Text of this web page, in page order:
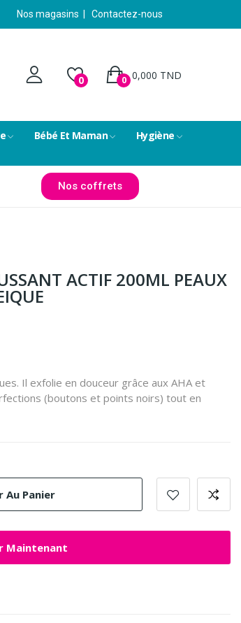
Nos magasins Contactez-nous
0 0,000 TND
0
Bébé Et Maman
Hygiène
Nos coffrets
ACTIF 200ML PEAUX
Il exfolie en douceur grâce aux AHA et
(boutons et points noirs) tout en
Au Panier
Maintenant